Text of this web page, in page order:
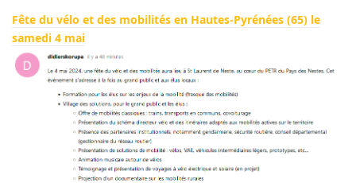
Fête du vélo et des mobilités en Hautes-Pyrénées (65) le
samedi 4 mai